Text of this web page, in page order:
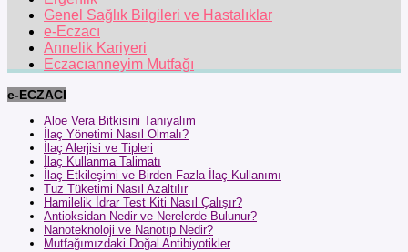
Genel Sağlık Bilgileri ve Hastalıklar
e-Eczacı
Annelik Kariyeri
Eczacıanneyim Mutfağı
e-ECZACI
Aloe Vera Bitkisini Tanıyalım
İlaç Yönetimi Nasıl Olmalı?
İlaç Alerjisi ve Tipleri
İlaç Kullanma Talimatı
İlaç Etkileşimi ve Birden Fazla İlaç Kullanımı
Tuz Tüketimi Nasıl Azaltılır
Hamilelik İdrar Test Kiti Nasıl Çalışır?
Antioksidan Nedir ve Nerelerde Bulunur?
Nanoteknoloji ve Nanotıp Nedir?
Mutfağımızdaki Doğal Antibiyotikler